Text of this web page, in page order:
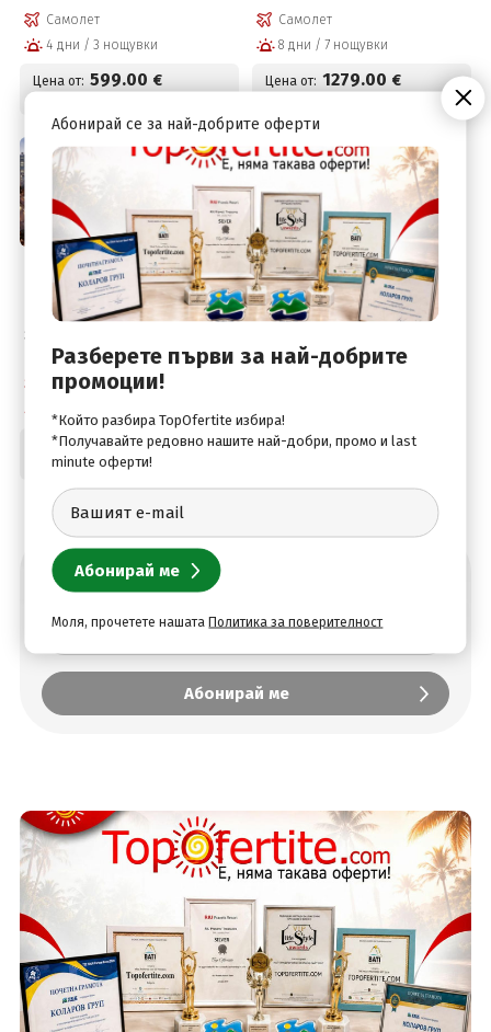
Самолет
4 дни / 3 нощувки
Цена от: 599.00 €
Самолет
8 дни / 7 нощувки
Цена от: 1279.00 €
Мадрид, Испания
Екскурзия в ИСПАНИЯ -
Великолепният Мадрид -
зашеметяващ и
очарователен!
Самолет
4 дни / 3 нощувки
Цена от: 589.00 €
1151.98
Абонирай се за най-добрите оферти
Абонирай се за най-добрите оферти
Разберете първи за най-добрите
промоции!
*Който разбира TopOfertite избира!
*Получавайте редовно нашите най-добри, промо и last
minute оферти!
Моля, прочетете нашатаПолитика за поверителност